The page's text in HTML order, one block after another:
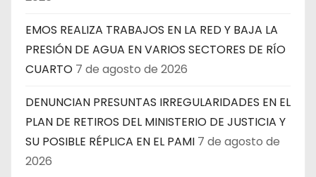
EMOS REALIZA TRABAJOS EN LA RED Y BAJA LA
PRESIÓN DE AGUA EN VARIOS SECTORES DE RÍO
CUARTO 7 de agosto de 2026
DENUNCIAN PRESUNTAS IRREGULARIDADES EN EL
PLAN DE RETIROS DEL MINISTERIO DE JUSTICIA Y
SU POSIBLE RÉPLICA EN EL PAMI 7 de agosto de
2026